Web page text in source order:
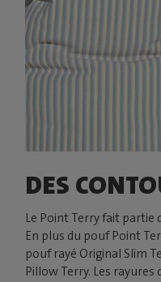
DES
Le Point Terry fait partie
En plus du pouf Point
pouf rayé Original Slim
Pillow Terry. Les